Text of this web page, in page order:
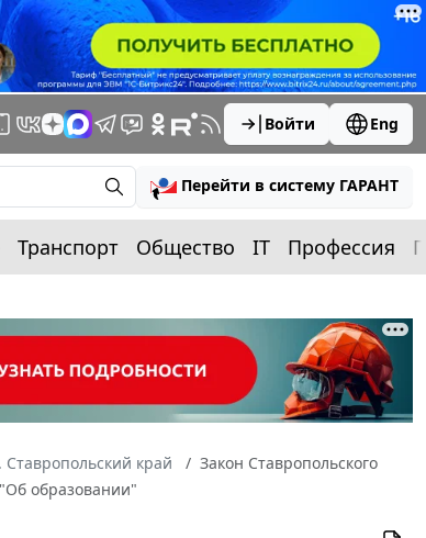
Войти Eng
Перейти в систему ГАРАНТ
Транспорт Общество IT Профессия
край
Закон Ставропольского
образовании"